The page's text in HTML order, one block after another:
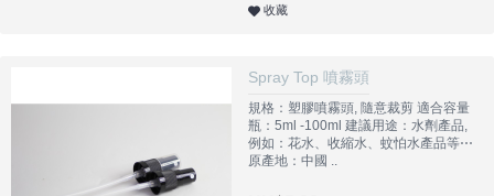
收藏
Spray Top 噴霧頭
規格：塑膠噴霧頭, 隨意裁剪 適合容量
瓶：5ml -100ml 建議用途：水劑產品,
例如：花水、收縮水、蚊怕水產品等⋯
原產地：中國 ..